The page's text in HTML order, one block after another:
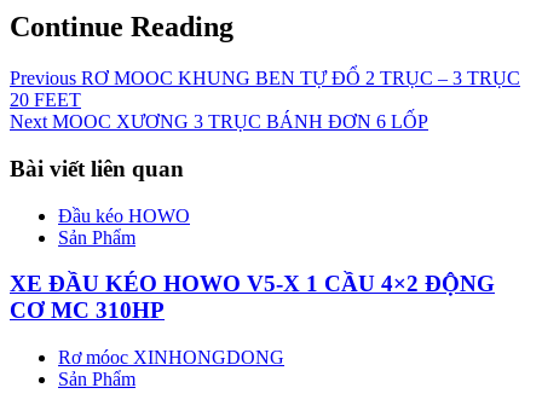
Continue Reading
Previous RƠ MOOC KHUNG BEN TỰ ĐỔ 2 TRỤC – 3 TRỤC
20 FEET
Next MOOC XƯƠNG 3 TRỤC BÁNH ĐƠN 6 LỐP
Bài viết liên quan
Đầu kéo HOWO
Sản Phẩm
XE ĐẦU KÉO HOWO V5-X 1 CẦU 4×2 ĐỘNG
CƠ MC 310HP
Rơ móoc XINHONGDONG
Sản Phẩm